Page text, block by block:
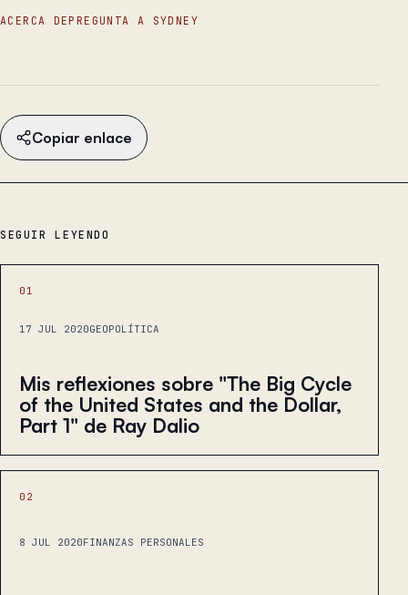
ACERCA DE PREGUNTA A SYDNEY
Copiar enlace
SEGUIR LEYENDO
01
17 JUL 2020GEOPOLÍTICA
Mis reflexiones sobre "The Big Cycle
of the United States and the Dollar,
Part 1" de Ray Dalio
02
8 JUL 2020FINANZAS PERSONALES